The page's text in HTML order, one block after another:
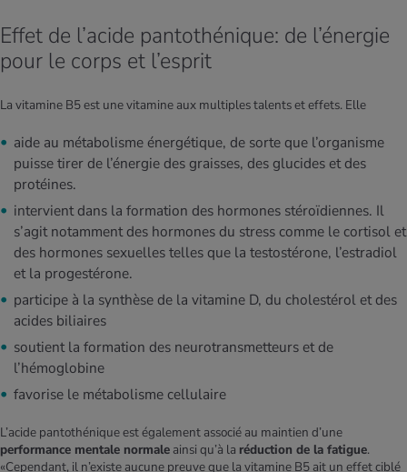
Effet de l’acide pantothénique: de l’énergie
pour le corps et l’esprit
La vitamine B5 est une vitamine aux multiples talents et effets. Elle
aide au métabolisme énergétique, de sorte que l’organisme
puisse tirer de l’énergie des graisses, des glucides et des
protéines.
intervient dans la formation des hormones stéroïdiennes. Il
s’agit notamment des hormones du stress comme le cortisol et
des hormones sexuelles telles que la testostérone, l’estradiol
et la progestérone.
participe à la synthèse de la vitamine D, du cholestérol et des
acides biliaires
soutient la formation des neurotransmetteurs et de
l’hémoglobine
favorise le métabolisme cellulaire
L’acide pantothénique est également associé au maintien d’une
performance mentale normale ainsi qu’à la réduction de la fatigue.
«Cependant, il n’existe aucune preuve que la vitamine B5 ait un effet ciblé